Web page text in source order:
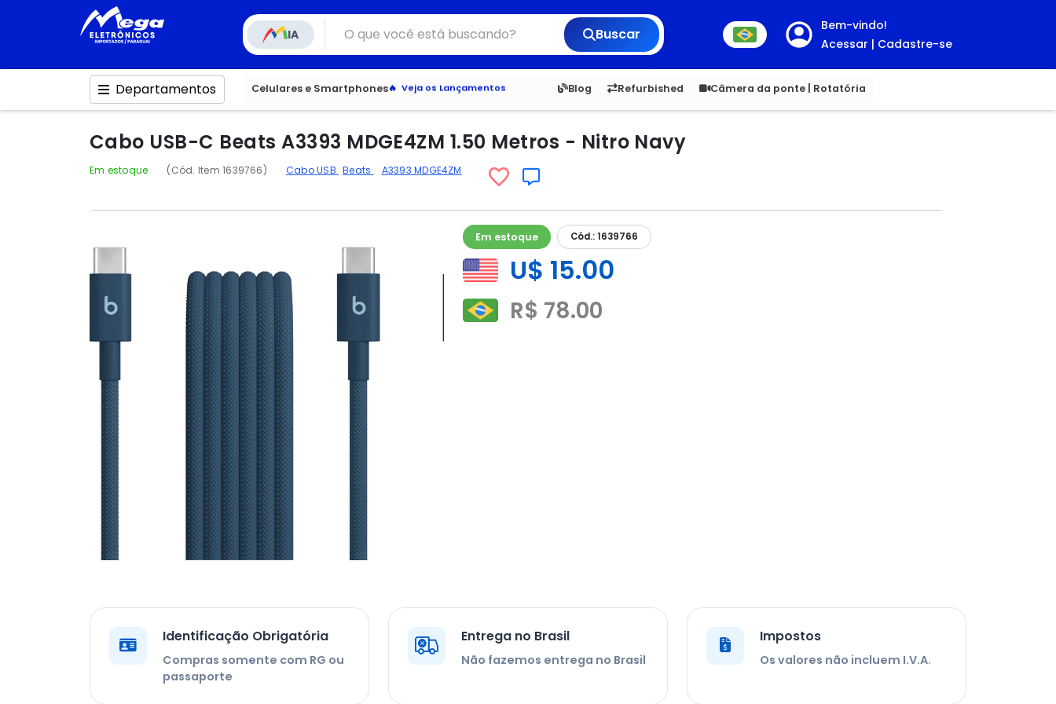
IA Buscar
Bem-vindo!
Acessar | Cadastre-se
Departamentos Celulares e Smartphones
Veja os Lançamentos
Distribuidores oficiais Xiaomi
Blog Refurbished Câmera da ponte | Rotatória
6,050 5.20 1,900 1.00
Cabo USB-C Beats A3393 MDGE4ZM 1.50 Metros - Nitro Navy
Em estoque (Cód. Item 1639766) Cabo USB Beats A3393 MDGE4ZM
Em estoque Cód.: 1639766
U$ 15.00
R$ 78.00
Identificação Obrigatória
Compras somente com RG ou
passaporte
Entrega no Brasil
Não fazemos entrega no Brasil
Impostos
Os valores não incluem I.V.A.